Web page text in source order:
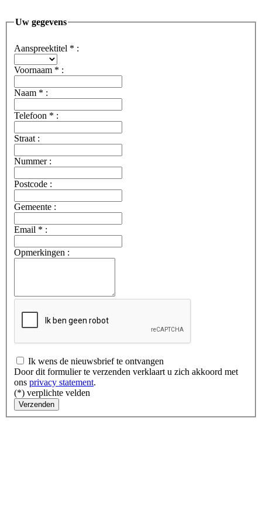
Uw gegevens
Aanspreektitel * :
Voornaam * :
Naam * :
Telefoon * :
Straat :
Nummer :
Postcode :
Gemeente :
Email * :
Opmerkingen :
Ik wens de nieuwsbrief te ontvangen
Door dit formulier te verzenden verklaart u zich akkoord met
ons privacy statement.
(*) verplichte velden
Verzenden